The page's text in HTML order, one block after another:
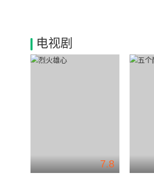
电视剧
7.8